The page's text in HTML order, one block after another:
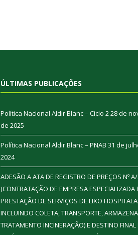
ÚLTIMAS PUBLICAÇÕES
Política Nacional Aldir Blanc – Ciclo 228 de
de 2025
Política Nacional Aldir Blanc – PNAB 31 de
2024
ADESÃO A ATA DE REGISTRO DE PREÇOS Nº
(CONTRATAÇÃO DE EMPRESA ESPECIALIZADA
PRESTAÇÃO DE SERVIÇOS DE LIXO
INCLUINDO COLETA, TRANSPORTE,
TRATAMENTO INCINERAÇÃO) E DESTINO FINAL